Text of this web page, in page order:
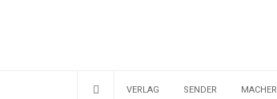
VERLAG SENDER MACHER